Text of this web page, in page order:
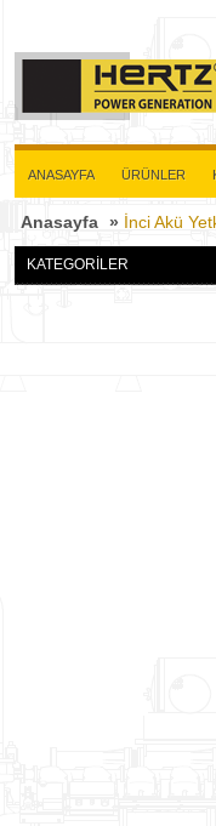
ANASAYFA ÜRÜNLER
Anasayfa » İnci Akü
KATEGORİLER